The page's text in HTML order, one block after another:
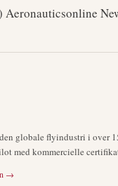
globale flyindustri i over
med kommercielle
→